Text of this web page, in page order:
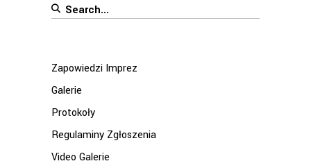
Search
Zapowiedzi Imprez
Galerie
Protokoły
Regulaminy Zgłoszenia
Video Galerie